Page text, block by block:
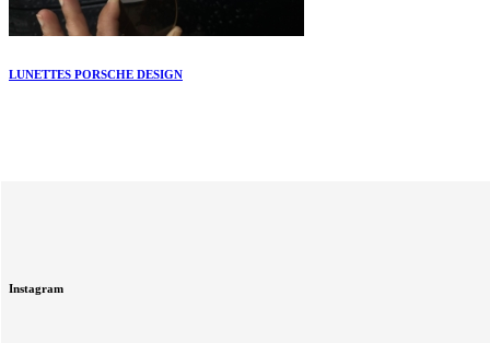
LUNETTES PORSCHE DESIGN
Instagram